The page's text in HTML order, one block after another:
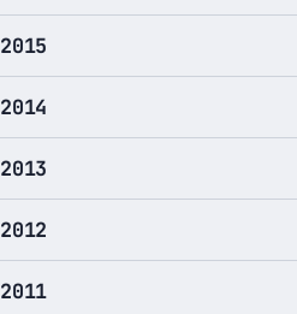
2015
2014
2013
2012
2011